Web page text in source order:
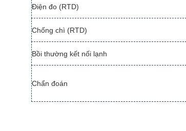
Điện đo (RTD)
Chống chì (RTD)
Bồi thường kết nối lạnh
Chẩn đoán